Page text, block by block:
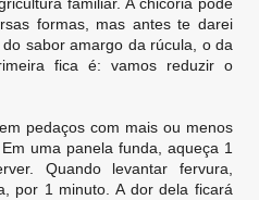
formas, mas antes te darei
sabor amargo da rúcula, o da
fica é: vamos reduzir o
pedaços com mais ou menos
uma panela funda, aqueça 1
Quando levantar fervura,
por 1 minuto. A dor dela ficará